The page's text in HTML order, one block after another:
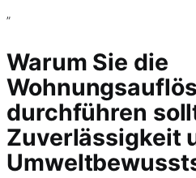
”
Warum Sie die
durchführen
Zuverlässigkeit